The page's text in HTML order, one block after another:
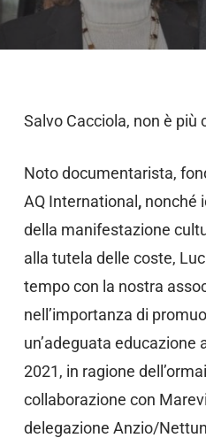
Salvo Cacciola, non è più
Noto documentarista,
AQ International ,nonché
della manifestazione
alla tutela delle coste,
tempo con la nostra
nell’importanza di
un’adeguata educazione
2021, in ragione
collaborazione con
delegazione Anzio/